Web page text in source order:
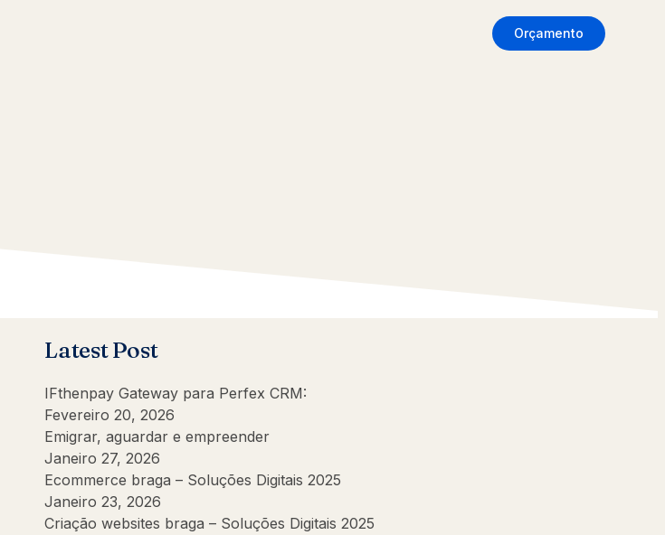
Orçamento
Latest Post
IFthenpay Gateway para Perfex CRM:
Fevereiro 20, 2026
Emigrar, aguardar e empreender
Janeiro 27, 2026
Ecommerce braga – Soluções Digitais 2025
Janeiro 23, 2026
Criação websites braga – Soluções Digitais 2025